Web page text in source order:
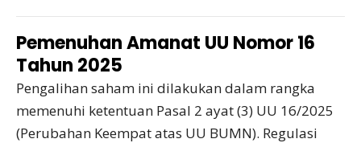
Pemenuhan Amanat UU Nomor 16
Tahun 2025
Pengalihan saham ini dilakukan dalam rangka
memenuhi ketentuan Pasal 2 ayat (3) UU 16/2025
(Perubahan Keempat atas UU BUMN). Regulasi